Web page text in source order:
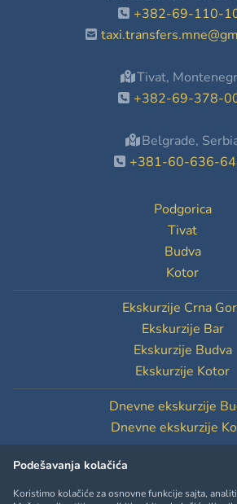
+382-69-110-
Tivat,
+382-69-378-
Belgrade,
+381-60-636-
Podgorica
Tivat
Budva
Kotor
Ekskurzije Crna
Ekskurzije Bar
Ekskurzije Budva
Ekskurzije Kotor
Dnevne ekskurzije
Dnevne ekskurzije
Podešavanja kolačića
Podešavanja kolačića
Koristimo kolačiće za osnovne funkcije sajta,